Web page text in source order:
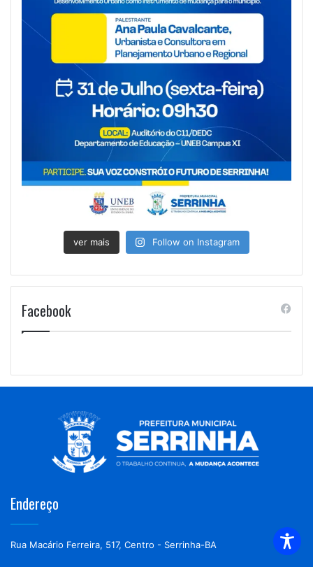
ver mais Follow on Instagram
Facebook
Endereço
Rua Macário Ferreira, 517, Centro - Serrinha-BA